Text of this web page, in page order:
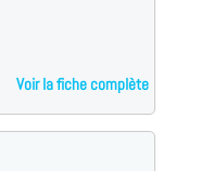
Voir la fiche complète